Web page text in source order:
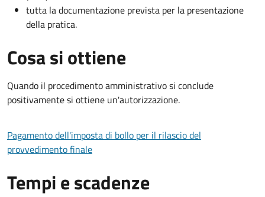
tutta la documentazione prevista per la presentazione
della pratica.
Cosa si ottiene
Quando il procedimento amministrativo si conclude
positivamente si ottiene un'autorizzazione.
Pagamento dell'imposta di bollo per il rilascio del
provvedimento finale
Tempi e scadenze